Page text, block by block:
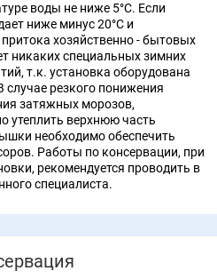
воды не ниже 5°С. Если
ниже минус 20°С и
хозяйственно - бытовых
никаких специальных зимних
т.к. установка оборудована
резкого понижения
затяжных морозов,
утеплить верхнюю часть
необходимо обеспечить
Работы по консервации, при
рекомендуется проводить в
специалиста.